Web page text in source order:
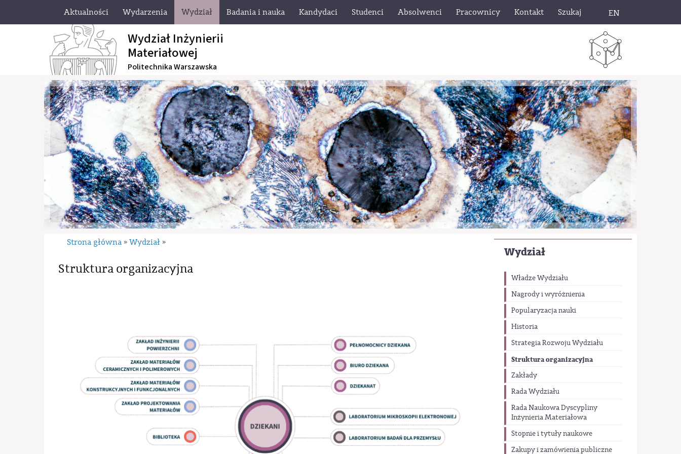
Aktualności Wydarzenia Wydział Badania i nauka Kandydaci Studenci Absolwenci Pracownicy Kontakt Szukaj EN
Wydział Inżynierii
Materiałowej
Politechnika Warszawska
Wydział
Władze Wydziału
Nagrody i wyróżnienia
Popularyzacja nauki
Historia
Strategia Rozwoju Wydziału
Struktura organizacyjna
Zakłady
Rada Wydziału
Rada Naukowa Dyscypliny
Inżynieria Materiałowa
Stopnie i tytuły naukowe
Zakupy i zamówienia publiczne
Strona główna » Wydział »
Struktura organizacyjna